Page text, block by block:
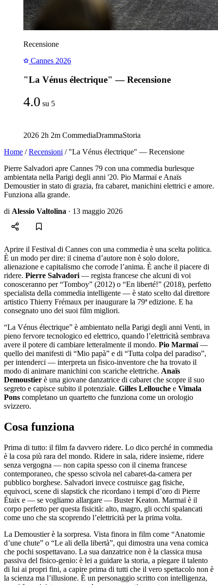
Recensione
Cannes 2026
"La Vénus électrique" — Recensione
4.0 su 5
2026 2h 2m CommediaDrammaStoria
Home / Recensioni / "La Vénus électrique" — Recensione
Pierre Salvadori apre Cannes 79 con una commedia burlesque
ambientata nella Parigi degli anni '20. Pio Marmaï e Anaïs
Demoustier in stato di grazia, fra cabaret, manichini elettrici e amore.
Funziona alla grande.
di Alessio Valtolina · 13 maggio 2026
Aprire il Festival di Cannes con una commedia è una scelta politica.
È un modo per dire: il cinema d’autore non è solo dolore,
alienazione e capitalismo che corrode l’anima. È anche il piacere di
ridere. Pierre Salvadori— regista francese che alcuni di voi
conosceranno per “Tomboy” (2012) o “En liberté!” (2018), perfetto
specialista della commedia intelligente — è stato scelto dal direttore
artistico Thierry Frémaux per inaugurare la 79ª edizione. E ha
consegnato uno dei suoi film migliori.
“La Vénus électrique” è ambientato nella Parigi degli anni Venti, in
pieno fervore tecnologico ed elettrico, quando l’elettricità sembrava
avere il potere di cambiare letteralmente il mondo. Pio Marmaï—
quello dei manifesti di “Mio papà” e di “Tutta colpa del paradiso”,
per intenderci — interpreta un fisico-inventore che ha trovato il
modo di animare manichini con scariche elettriche. Anaïs
Demoustier è una giovane danzatrice di cabaret che scopre il suo
segreto e capisce subito il potenziale. Gilles Lellouche e Vimala
Pons completano un quartetto che funziona come un orologio
svizzero.
Cosa funziona
Prima di tutto: il film fa davvero ridere. Lo dico perché in commedia
è la cosa più rara del mondo. Ridere in sala, ridere insieme, ridere
senza vergogna — non capita spesso con il cinema francese
contemporaneo, che spesso scivola nel cabaret-da-camera per
pubblico borghese. Salvadori invece costruisce gag fisiche,
equivoci, scene di slapstick che ricordano i tempi d’oro di Pierre
Étaix e — se vogliamo allargare — Buster Keaton. Marmaï è il
corpo perfetto per questa fisicità: alto, magro, gli occhi spalancati
come uno che sta scoprendo l’elettricità per la prima volta.
La Demoustier è la sorpresa. Vista finora in film come “Anatomie
d’une chute” o “Le ali della libertà”, qui dimostra una vena comica
che pochi sospettavano. La sua danzatrice non è la classica musa
passiva del fisico-genio: è lei a guidare la storia, a piegare il talento
di lui ai propri fini, a capire prima di tutti che il vero spettacolo non è
la scienza ma l’illusione. È un personaggio scritto con intelligenza,